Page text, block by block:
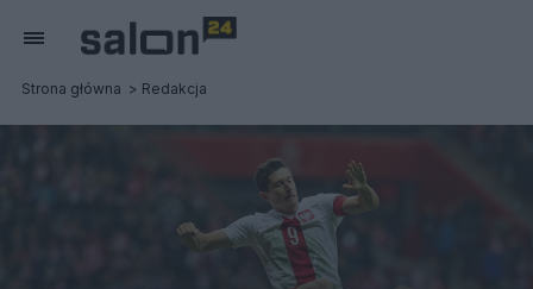
Strona główna Redakcja